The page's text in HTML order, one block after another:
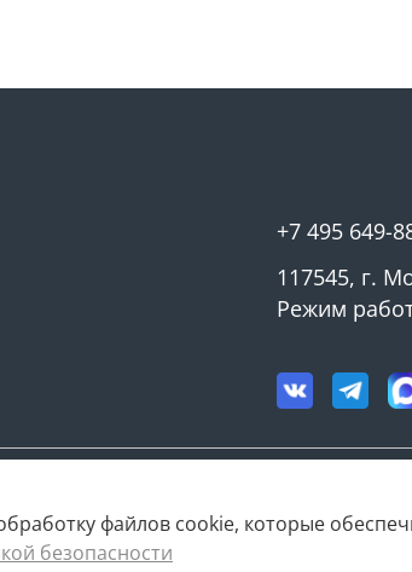
+7 495 649-
117545, г.
Режим
файлов cookie, которые
безопасности